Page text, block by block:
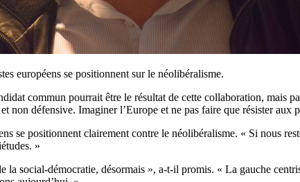
européens se positionnent sur le néolibéralisme.
commun pourrait être le résultat de cette collaboration, mais
non défensive. Imaginer l’Europe et ne pas faire que résister aux
se positionnent clairement contre le néolibéralisme. « Si nous
»
la social-démocratie, désormais », a-t-il promis. « La gauche